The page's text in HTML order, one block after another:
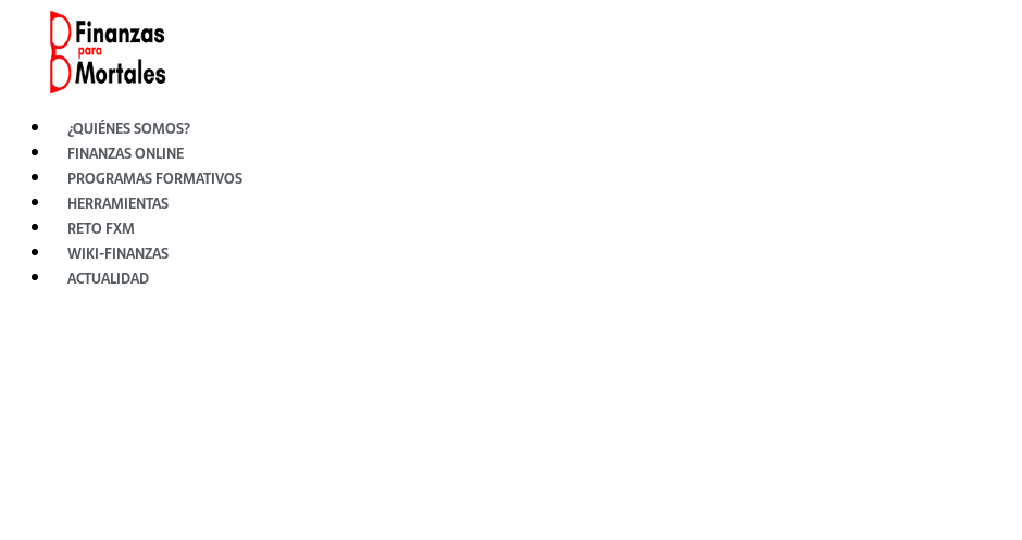
contenido
¿QUIÉNES SOMOS?
FINANZAS ONLINE
PROGRAMAS FORMATIVOS
HERRAMIENTAS
RETO FXM
WIKI-FINANZAS
ACTUALIDAD